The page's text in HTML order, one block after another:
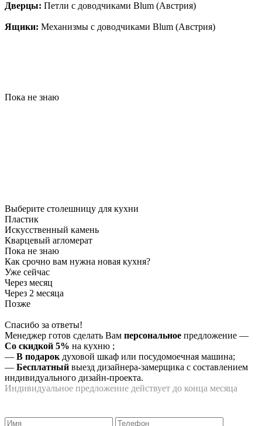
Дверцы: Петли с доводчиками Blum (Австрия)
Ящики: Механизмы с доводчиками Blum (Австрия)
Пока не знаю
Выберите столешницу для кухни
Пластик
Искусственный камень
Кварцевый агломерат
Пока не знаю
Как срочно вам нужна новая кухня?
Уже сейчас
Через месяц
Через 2 месяца
Позже
Спасибо за ответы!
Менеджер готов сделать Вам персональное предложение —
Со скидкой 5% на кухню ;
— В подарок духовой шкаф или посудомоечная машина;
— Бесплатный выезд дизайнера-замерщика с составлением
индивидуального дизайн-проекта.
Индивидуальное предложение действует до конца месяца